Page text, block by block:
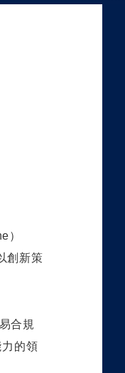
）
創新策
合規
的領